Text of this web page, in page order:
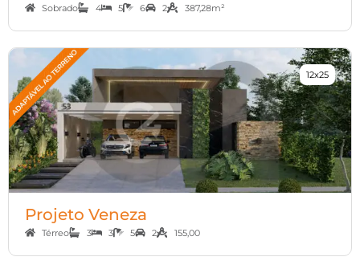
Sobrado 4 5 6 2 387,28m²
Projeto Veneza
Térreo 3 3 5 2 155,00
12x25